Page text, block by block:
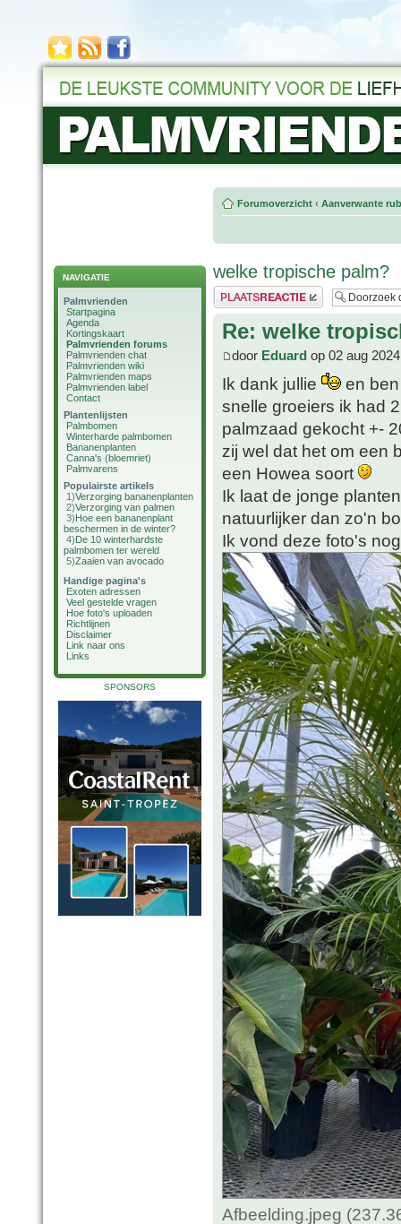
NAVIGATIE
Palmvrienden
Startpagina
Agenda
Kortingskaart
Palmvrienden forums
Palmvrienden chat
Palmvrienden wiki
Palmvrienden maps
Palmvrienden label
Contact
Plantenlijsten
Palmbomen
Winterharde palmbomen
Bananenplanten
Canna's (bloemriet)
Palmvarens
Populairste artikels
1)Verzorging bananenplanten
2)Verzorging van palmen
3)Hoe een bananenplant
beschermen in de winter?
4)De 10 winterhardste
palmbomen ter wereld
5)Zaaien van avocado
Handige pagina's
Exoten adressen
Veel gestelde vragen
Hoe foto's uploaden
Richtlijnen
Disclaimer
Link naar ons
Links
SPONSORS
Forumoverzicht ‹ Aanverwante
welke tropische palm?
Plaats een reactie
Re: welke
door Eduard op 02 aug
Ik dank jullie
en
snelle groeiers ik had
palmzaad gekocht +-
zij wel dat het om een
een Howea soort
Ik laat de jonge
natuurlijker dan zo'n
Ik vond deze foto's
Afbeelding.jpeg